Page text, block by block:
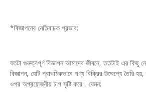
*বিজ্ঞাপনের নেতিবাচক প্রভাব:
যতটা গুরুত্বপূর্ণ বিজ্ঞাপন আমাদের জীবনে, ততটাই এর কিছু
বিজ্ঞাপন, যেটি প্রাথমিকভাবে পণ্য বিক্রির উদ্দেশ্যে তৈরি
ওপর অপ্রয়োজনীয় চাপ সৃষ্টি করে। যেমন: